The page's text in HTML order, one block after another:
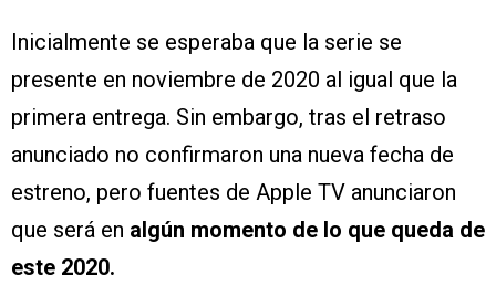
Inicialmente se esperaba que la serie se
presente en noviembre de 2020 al igual que la
primera entrega. Sin embargo, tras el retraso
anunciado no confirmaron una nueva fecha de
estreno, pero fuentes de Apple TV anunciaron
que será en algún momento de lo que queda de
este 2020.